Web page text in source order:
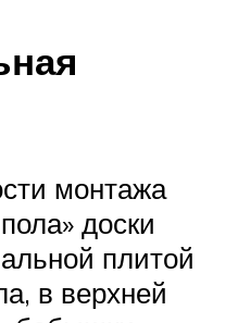
монтажа
доски
плитой
в верхней